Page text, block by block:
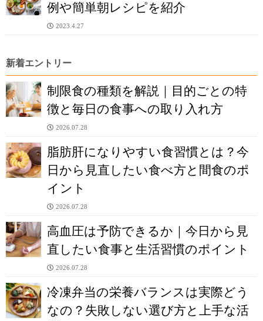
例や簡単朝レシピを紹介
2023.4.27
新着エントリー
制限食の種類を解説｜目的ごとの特
徴と毎日の食事への取り入れ方
2026.07.28
脂肪肝になりやすい食習慣とは？今
日から見直したい食べ方と間食のポ
イント
2026.07.28
高血圧は予防できるか｜今日から見
直したい食事と生活習慣のポイント
2026.07.28
冷凍弁当の栄養バランスは実際どう
なの？失敗しない選び方と上手な活